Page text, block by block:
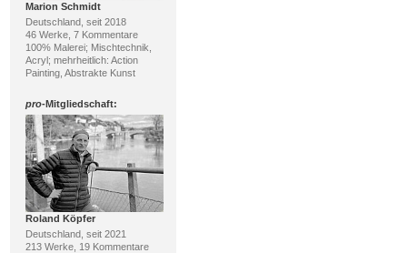
Marion Schmidt
Deutschland, seit 2018
46 Werke, 7 Kommentare
100% Malerei; Mischtechnik,
Acryl; mehrheitlich: Action
Painting, Abstrakte Kunst
pro-Mitgliedschaft:
Roland Köpfer
Deutschland, seit 2021
213 Werke, 19 Kommentare